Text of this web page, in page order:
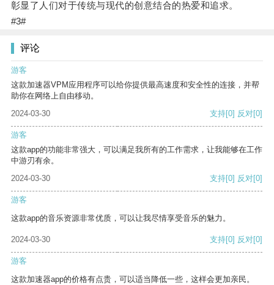
彰显了人们对于传统与现代的创意结合的热爱和追求。
#3#
评论
游客
这款加速器VPM应用程序可以给你提供最高速度和安全性的连接，并帮
助你在网络上自由移动。
2024-03-30
支持[0] 反对[0]
游客
这款app的功能非常强大，可以满足我所有的工作需求，让我能够在工作
中游刃有余。
2024-03-30
支持[0] 反对[0]
游客
这款app的音乐资源非常优质，可以让我尽情享受音乐的魅力。
2024-03-30 支持[0] 反对[0]
游客
这款加速器app的价格有点贵，可以适当降低一些，这样会更加亲民。